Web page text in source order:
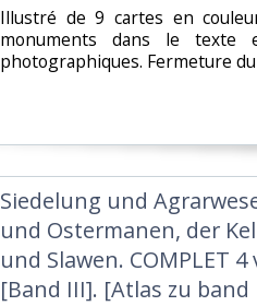
‎Illustré de 9 cartes en
monuments dans le
photographiques. Fermeture
‎Siedelung und
und Ostermanen, der
und Slawen. COMPLET
[Band III]. [Atlas zu band